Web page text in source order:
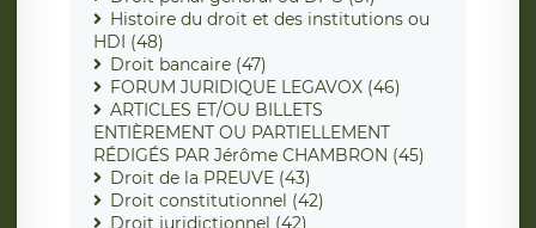
Histoire du droit et des institutions ou
HDI (48)
Droit bancaire (47)
FORUM JURIDIQUE LEGAVOX (46)
ARTICLES ET/OU BILLETS
ENTIÈREMENT OU PARTIELLEMENT
RÉDIGÉS PAR Jérôme CHAMBRON (45)
Droit de la PREUVE (43)
Droit constitutionnel (42)
Droit juridictionnel (42)